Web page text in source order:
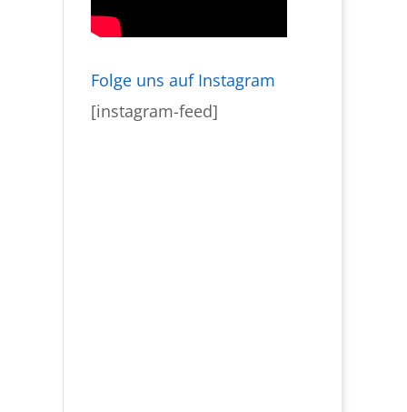
Folge uns auf Instagram
[instagram-feed]